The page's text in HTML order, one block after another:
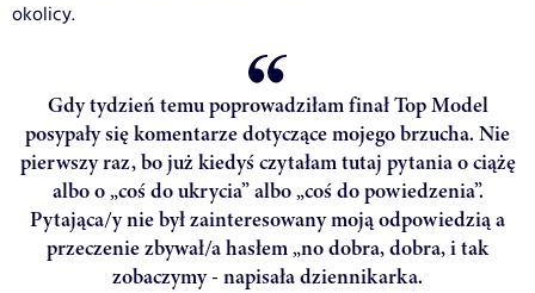
okolicy.
Gdy tydzień temu poprowadziłam finał Top Model
posypały się komentarze dotyczące mojego brzucha. Nie
pierwszy raz, bo już kiedyś czytałam tutaj pytania o ciążę
albo o „coś do ukrycia” albo „coś do powiedzenia”.
Pytająca/y nie był zainteresowany moją odpowiedzią a
przeczenie zbywał/a hasłem „no dobra, dobra, i tak
zobaczymy - napisała dziennikarka.